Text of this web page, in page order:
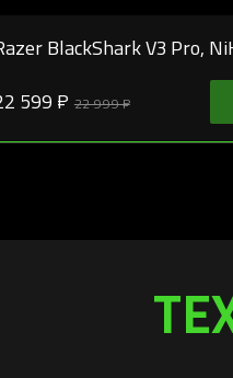
BlackShark V3 Pro,
599 ₽ 22 999 ₽